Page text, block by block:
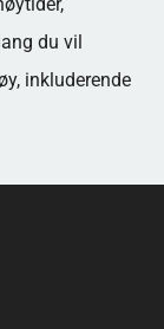
du vil
inkluderende